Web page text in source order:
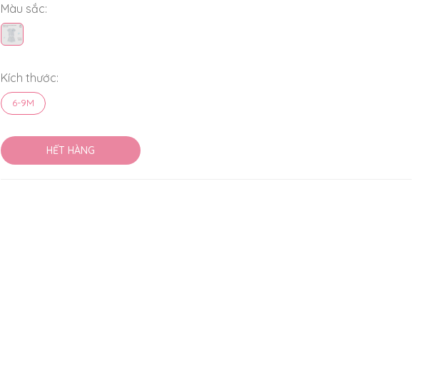
Màu sắc:
Kích thước:
6-9M
HẾT HÀNG